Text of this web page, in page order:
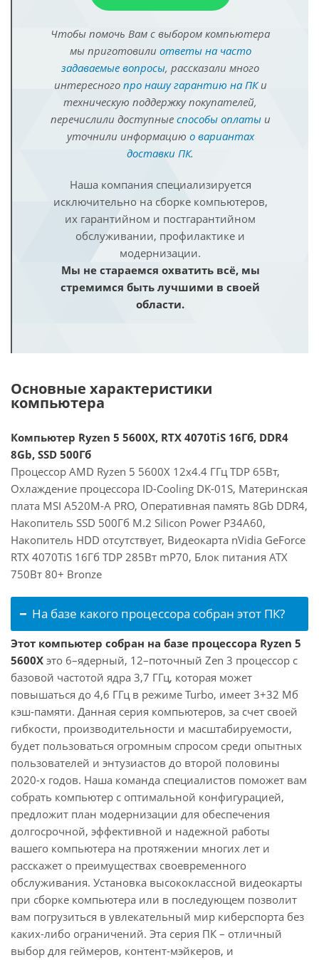
Чтобы помочь Вам с выбором компьютера
мы приготовили ответы на часто
задаваемые вопросы, рассказали много
интересного про нашу гарантию на ПКи
техническую поддержку покупателей,
перечислили доступные способы оплатыи
уточнили информацию о вариантах
доставки ПК.
Наша компания специализируется
исключительно на сборке компьютеров,
их гарантийном и постгарантийном
обслуживании, профилактике и
модернизации.
Мы не стараемся охватить всё, мы
стремимся быть лучшими в своей
области.
Основные характеристики
компьютера
Компьютер Ryzen 5 5600X, RTX 4070TiS 16Гб, DDR4
8Gb, SSD 500Гб
Процессор AMD Ryzen 5 5600X 12x4.4 ГГц TDP 65Вт,
Охлаждение процессора ID-Cooling DK-01S, Материнская
плата MSI A520M-A PRO, Оперативная память 8Gb DDR4,
Накопитель SSD 500Гб M.2 Silicon Power P34A60,
Накопитель HDD отсутствует, Видеокарта nVidia GeForce
RTX 4070TiS 16Гб TDP 285Вт mP70, Блок питания ATX
750Вт 80+ Bronze
На базе какого процессора собран этот ПК?
Этот компьютер собран на базе процессора Ryzen 5
5600X это 6–ядерный, 12–поточный Zen 3 процессор с
базовой частотой ядра 3,7 ГГц, которая может
повышаться до 4,6 ГГц в режиме Turbo, имеет 3+32 Мб
кэш-памяти. Данная серия компьютеров, за счет своей
гибкости, производительности и масштабируемости,
будет пользоваться огромным спросом среди опытных
пользователей и энтузиастов до второй половины
2020-х годов. Наша команда специалистов поможет вам
собрать компьютер с оптимальной конфигурацией,
предложит план модернизации для обеспечения
долгосрочной, эффективной и надежной работы
вашего компьютера на протяжении многих лет и
расскажет о преимуществах своевременного
обслуживания. Установка высококлассной видеокарты
при сборке компьютера или в последующем позволит
вам погрузиться в увлекательный мир киберспорта без
каких-либо ограничений. Эта серия ПК – отличный
выбор для геймеров, контент-мэйкеров, и